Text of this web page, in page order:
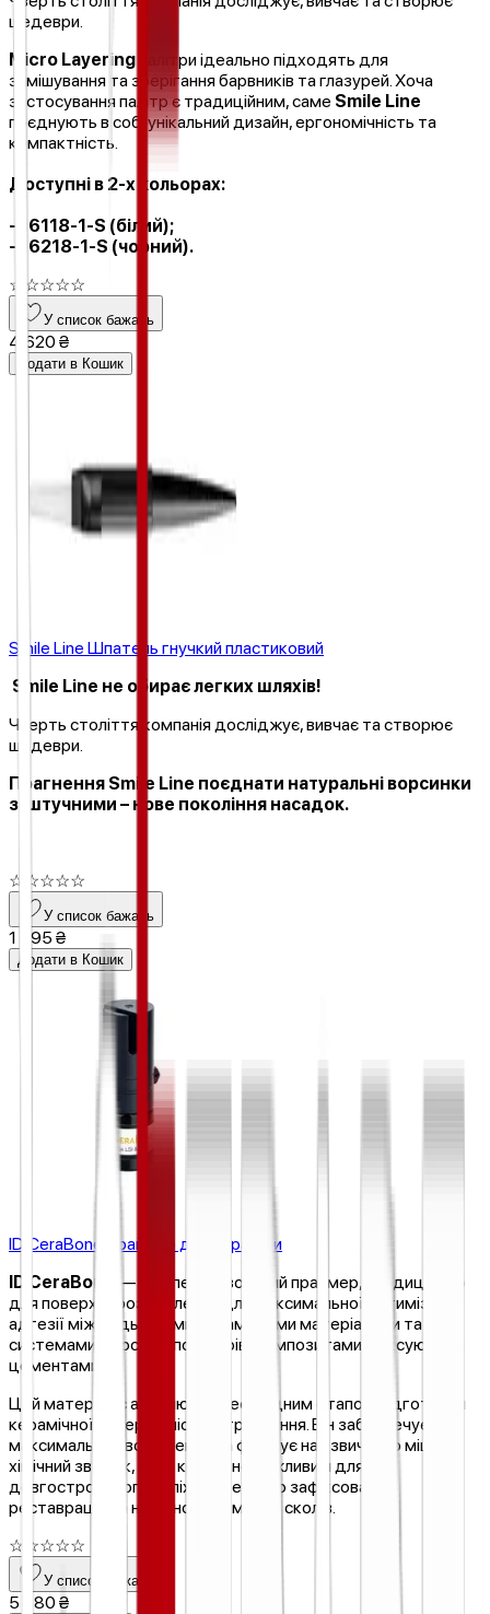
шедеври.
Micro Layering
палітри ідеально підходять для
замішування та зберігання барвників та глазурей. Хоча
застосування палітр є традиційним, саме Smile Line
поєднують в собі унікальний дизайн, ергономічність та
компактність.
Доступні в 2-х кольорах:
- 16118-1-S (білий);
- 16218-1-S (чорний).
☆ ☆☆☆☆
У список бажань
4 620 ₴
Додати в Кошик
Smile Line Шпатель гнучкий пластиковий
Smile Line не обирає легких шляхів!
Чверть століття компанія досліджує, вивчає та створює
шедеври.
Прагнення Smile Line поєднати натуральні ворсинки
зі штучними – нове покоління насадок.
☆ ☆☆☆☆
У список бажань
1 995 ₴
Додати в Кошик
ID CeraBond Праймер для кераміки
ID CeraBond
— це спеціалізований праймер, кондиціонер
для поверхні, розроблений для максимальної оптимізації
адгезії між будь-якими керамічними матеріалами та
системами на основі полімерів (композитами і фіксуючими
цементами).
Цей матеріал є абсолютно необхідним етапом підготовки
керамічної поверхні після її травлення. Він забезпечує
максимальне зволоження та формує надзвичайно міцний
хімічний зв'язок, що є критично важливим для
довгострокового успіху адгезивно зафіксованих
реставрацій та надійного ремонту сколів.
☆ ☆☆☆☆
У список бажань
5 880 ₴